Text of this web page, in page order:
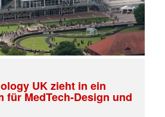
UK zieht in ein
für MedTech-Design und